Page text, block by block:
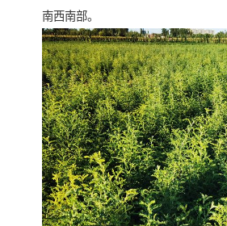
南西南部。